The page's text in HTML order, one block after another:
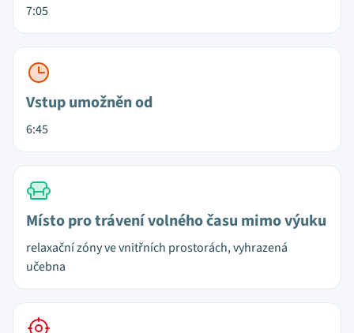
7:05
Vstup umožněn od
6:45
Místo pro trávení volného času mimo výuku
relaxační zóny ve vnitřních prostorách, vyhrazená
učebna